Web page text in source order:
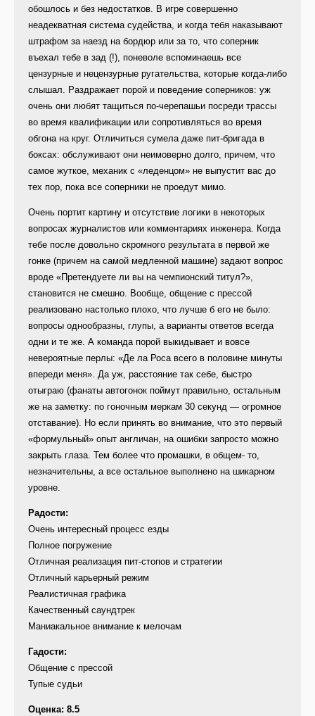
обошлось и без недостатков. В игре совершенно
неадекватная система судейства, и когда тебя наказывают
штрафом за наезд на бордюр или за то, что соперник
въехал тебе в зад (!), поневоле вспоминаешь все
цензурные и нецензурные ругательства, которые когда-либо
слышал. Раздражает порой и поведение соперников: уж
очень они любят тащиться по-черепашьи посреди трассы
во время квалификации или сопротивляться во время
обгона на круг. Отличиться сумела даже пит-бригада в
боксах: обслуживают они неимоверно долго, причем, что
самое жуткое, механик с «леденцом» не выпустит вас до
тех пор, пока все соперники не проедут мимо.
Очень портит картину и отсутствие логики в некоторых
вопросах журналистов или комментариях инженера. Когда
тебе после довольно скромного результата в первой же
гонке (причем на самой медленной машине) задают вопрос
вроде «Претендуете ли вы на чемпионский титул?»,
становится не смешно. Вообще, общение с прессой
реализовано настолько плохо, что лучше б его не было:
вопросы однообразны, глупы, а варианты ответов всегда
одни и те же. А команда порой выкидывает и вовсе
невероятные перлы: «Де ла Роса всего в половине минуты
впереди меня». Да уж, расстояние так себе, быстро
отыграю (фанаты автогонок поймут правильно, остальным
же на заметку: по гоночным меркам 30 секунд — огромное
отставание). Но если принять во внимание, что это первый
«формульный» опыт англичан, на ошибки запросто можно
закрыть глаза. Тем более что промашки, в общем- то,
незначительны, а все остальное выполнено на шикарном
уровне.
Радости:
Очень интересный процесс езды
Полное погружение
Отличная реализация пит-стопов и стратегии
Отличный карьерный режим
Реалистичная графика
Качественный саундтрек
Маниакальное внимание к мелочам
Гадости:
Общение с прессой
Тупые судьи
Оценка: 8.5